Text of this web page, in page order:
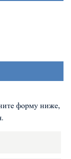
форму ниже,